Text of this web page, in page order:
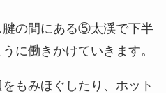
腱の間にある⑤太渓で下半
に働きかけていきます。
もみほぐしたり、ホット